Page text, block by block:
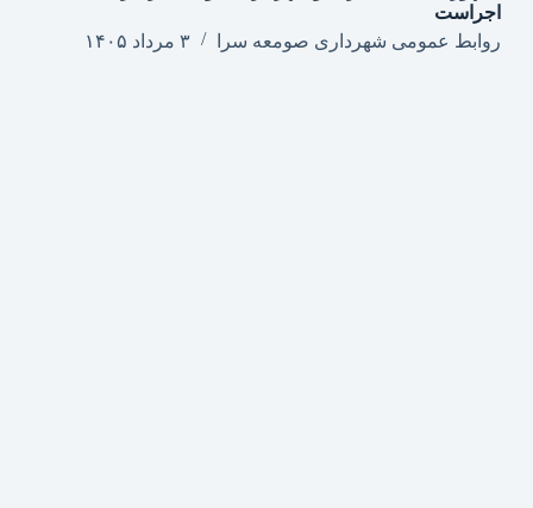
اجراست
روابط عمومی شهرداری صومعه سرا
۳ مرداد ۱۴۰۵